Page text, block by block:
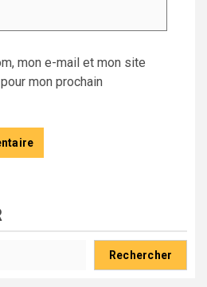
mon e-mail et mon site
mon prochain
Rechercher